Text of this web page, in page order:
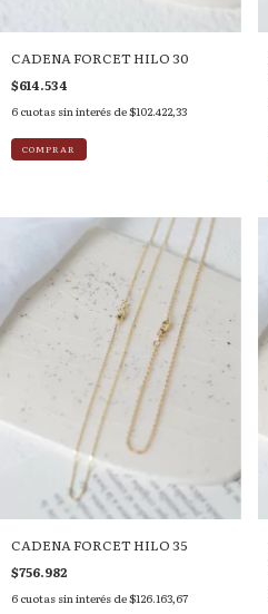
CADENA FORCET HILO 30
$614.534
6 cuotas sin interés de$102.422,33
COMPRAR
CADENA FORCET HILO 35
$756.982
6 cuotas sin interés de$126.163,67